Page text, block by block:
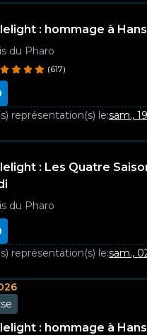
: hommage à
du Pharo
(617)
représentation(s) le:sam.,
: Les Quatre
du Pharo
représentation(s) le:sam.,
: hommage à